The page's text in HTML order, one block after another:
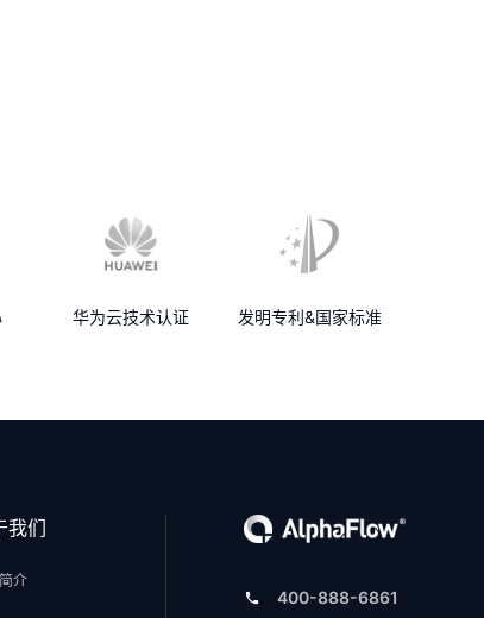
华为云技术认证 发明专利&国家标准
我们
介
400-888-6861